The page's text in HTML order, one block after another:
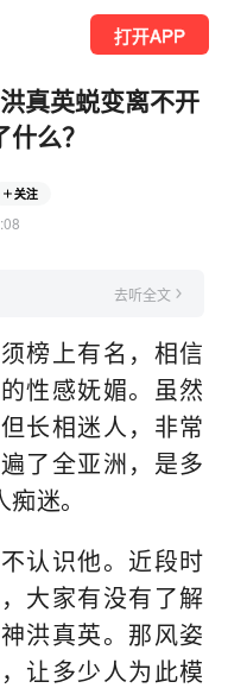
打开APP
真英蜕变离不开
么？
关注
去听全文
榜上有名，相信
性感妩媚。虽然
长相迷人，非常
了全亚洲，是多
迷。
认识他。近段时
大家有没有了解
洪真英。那风姿
让多少人为此模